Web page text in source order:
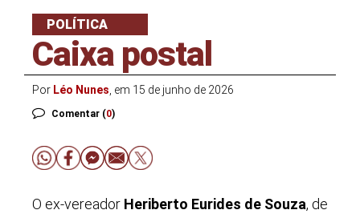
POLÍTICA
Caixa postal
Por Léo Nunes , em 15 de junho de 2026
Comentar (0)
O ex-vereador Heriberto Eurides de Souza, de